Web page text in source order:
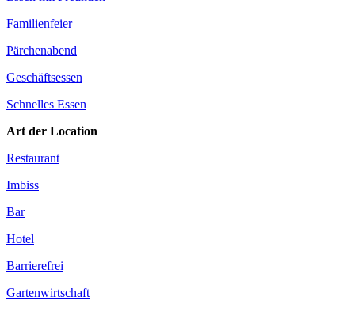
Familienfeier
Pärchenabend
Geschäftsessen
Schnelles Essen
Art der Location
Restaurant
Imbiss
Bar
Hotel
Barrierefrei
Gartenwirtschaft